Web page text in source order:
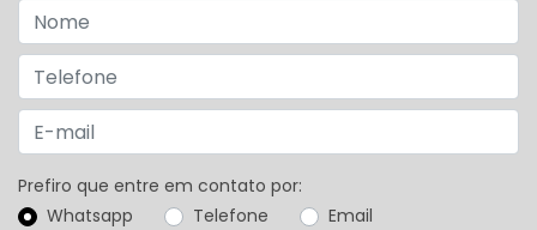
Prefiro que entre em contato por:
Whatsapp
Telefone Email